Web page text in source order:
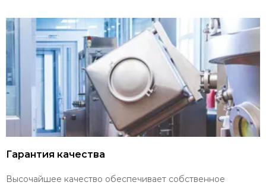
Гарантия качества
Высочайшее качество обеспечивает собственное